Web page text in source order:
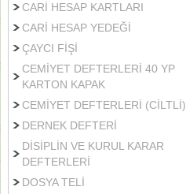
CARİ HESAP KARTLARI
CARİ HESAP YEDEĞİ
ÇAYCI FİŞİ
CEMİYET DEFTERLERİ 40 YP
KARTON KAPAK
CEMİYET DEFTERLERİ (CİLTLİ)
DERNEK DEFTERİ
DİSİPLİN VE KURUL KARAR
DEFTERLERİ
DOSYA TELİ